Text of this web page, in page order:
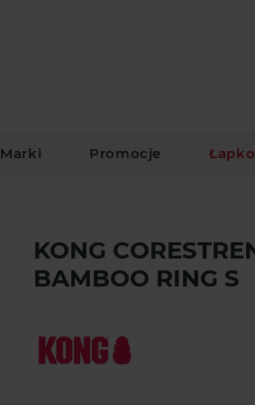
Marki Promocje
KONG
BAMBOO RING S